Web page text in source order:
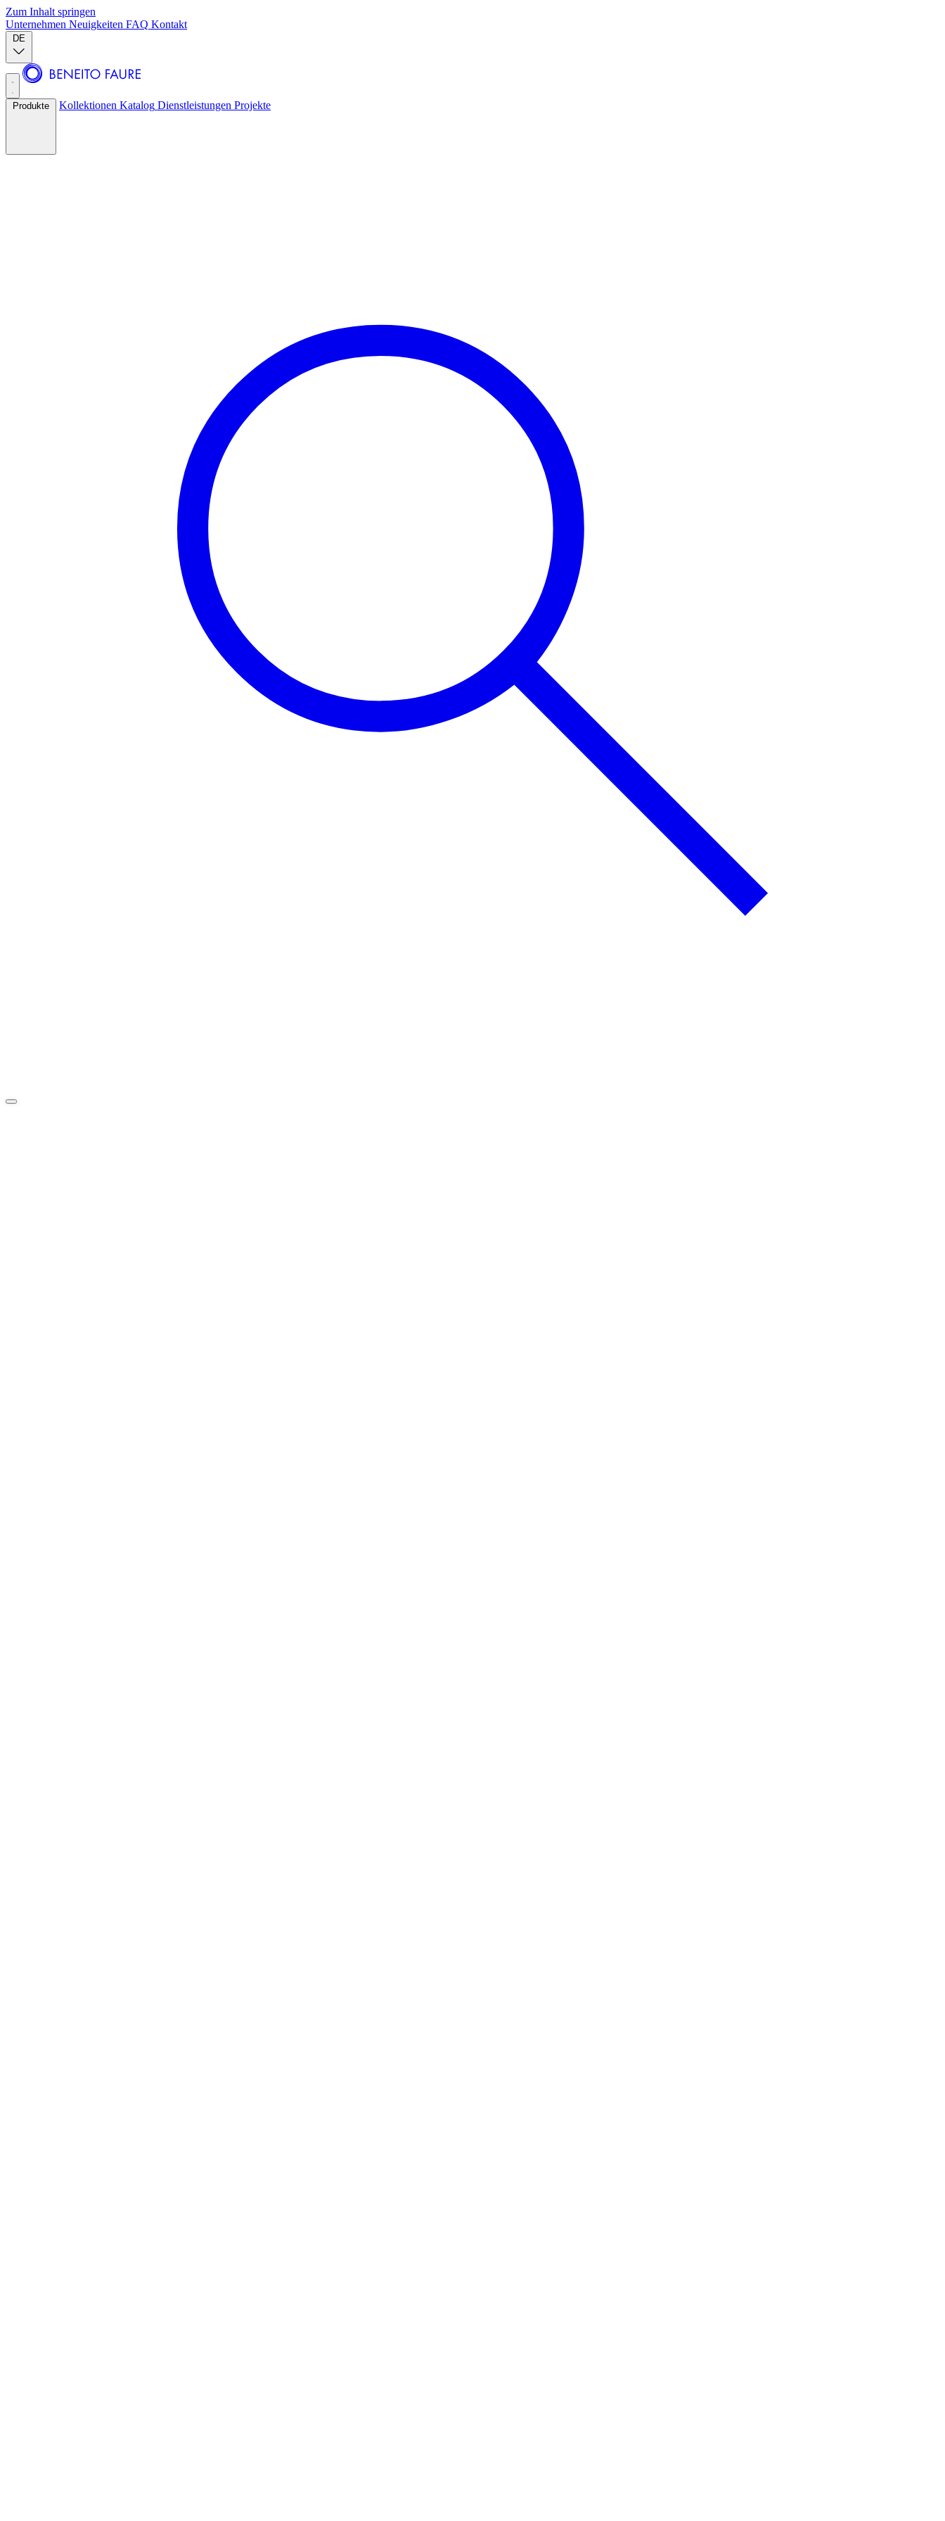
Zum Inhalt springen
Unternehmen Neuigkeiten FAQ Kontakt
DE
Produkte Kollektionen Katalog Dienstleistungen Projekte